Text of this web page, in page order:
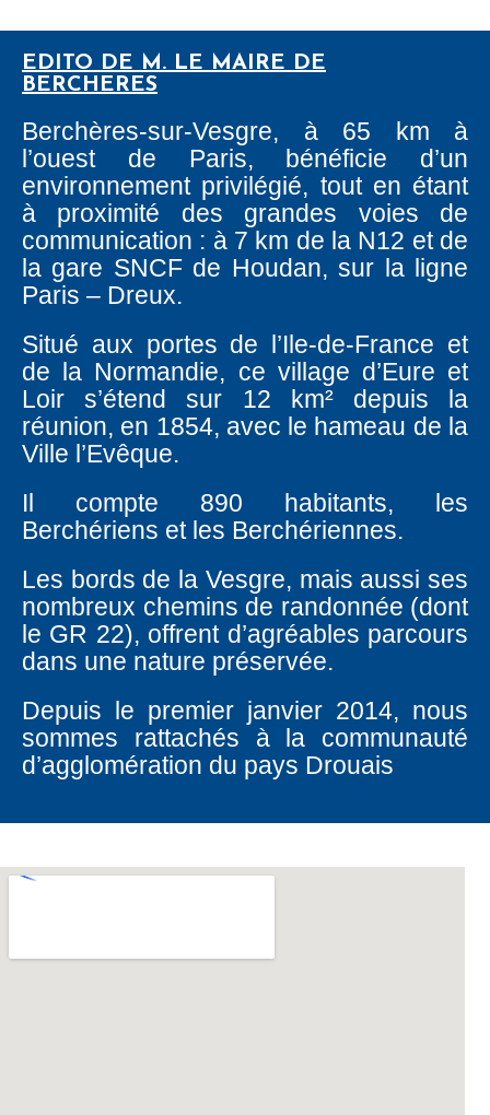
EDITO DE M. LE MAIRE DE
BERCHERES
Berchères-sur-Vesgre, à 65 km à
l’ouest de Paris, bénéficie d’un
environnement privilégié, tout en étant
à proximité des grandes voies de
communication : à 7 km de la N12 et de
la gare SNCF de Houdan, sur la ligne
Paris – Dreux.
Situé aux portes de l’Ile-de-France et
de la Normandie, ce village d’Eure et
Loir s’étend sur 12 km² depuis la
réunion, en 1854, avec le hameau de la
Ville l’Evêque.
Il compte 890 habitants, les
Berchériens et les Berchériennes.
Les bords de la Vesgre, mais aussi ses
nombreux chemins de randonnée (dont
le GR 22), offrent d’agréables parcours
dans une nature préservée.
Depuis le premier janvier 2014, nous
sommes rattachés à la communauté
d’agglomération du pays Drouais